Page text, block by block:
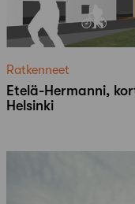
Ratkenneet
Etelä-Hermanni,
Helsinki